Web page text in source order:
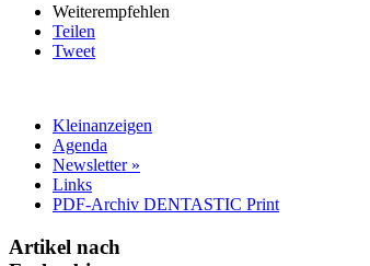
Weiterempfehlen
Teilen
Tweet
Kleinanzeigen
Agenda
Newsletter »
Links
PDF-Archiv DENTASTIC Print
Artikel nach